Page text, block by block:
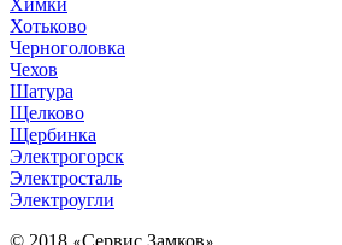
Хотьково
Черноголовка
Чехов
Шатура
Щелково
Щербинка
Электрогорск
Электросталь
Электроугли
© 2018
Сервис Замков